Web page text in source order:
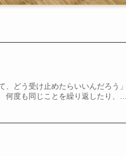
、どう受け止めたらいいんだろう
何度も同じことを繰り返したり、…